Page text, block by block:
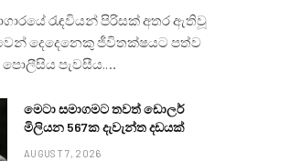
රැඳවියන් පිරිසක් අතර ඇතිවූ
දෙදෙනෙකු ජීවිතක්ෂයට පත්ව
පැවසීය.…
මෙටා සමාගමට තවත් ඩොලර්
මිලියන 567ක දැවැන්ත දඩයක්
AUGUST 7, 2026